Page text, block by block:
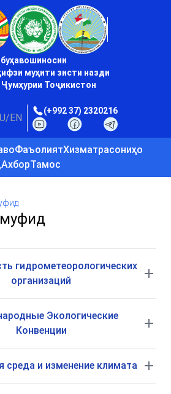
муҳити зисти назди
Тоҷикистон
/EN
(+992 37) 2320216
ФаъолиятХизматрасониҳо
АхборТамос
гидрометеорологических
организаций
Экологические
Конвенции
и изменение климата